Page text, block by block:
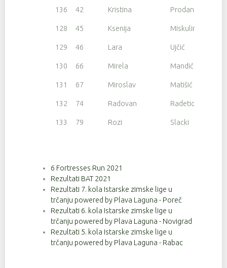
136 42 Kristina Prodan
128 45 Ksenija Miskulin Vilotic
129 46 Lara Ujčić
130 66 Mirela Mandić
131 67 Miroslav Matišić
132 74 Radovan Radetic
133 79 Rozi Slacki
6 Fortresses Run 2021
Rezultati BAT 2021
Rezultati 7. kola Istarske zimske lige u
trčanju powered by Plava Laguna - Poreč
Rezultati 6. kola Istarske zimske lige u
trčanju powered by Plava Laguna - Novigrad
Rezultati 5. kola Istarske zimske lige u
trčanju powered by Plava Laguna - Rabac